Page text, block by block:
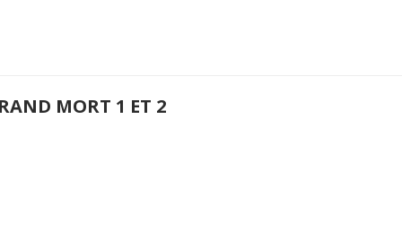
MORT 1 ET 2